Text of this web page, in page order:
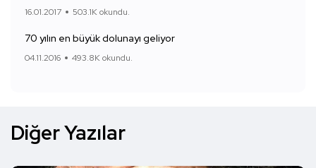
16.01.2017 503.1K okundu.
70 yılın en büyük dolunayı geliyor
04.11.2016 493.8K okundu.
Diğer Yazılar